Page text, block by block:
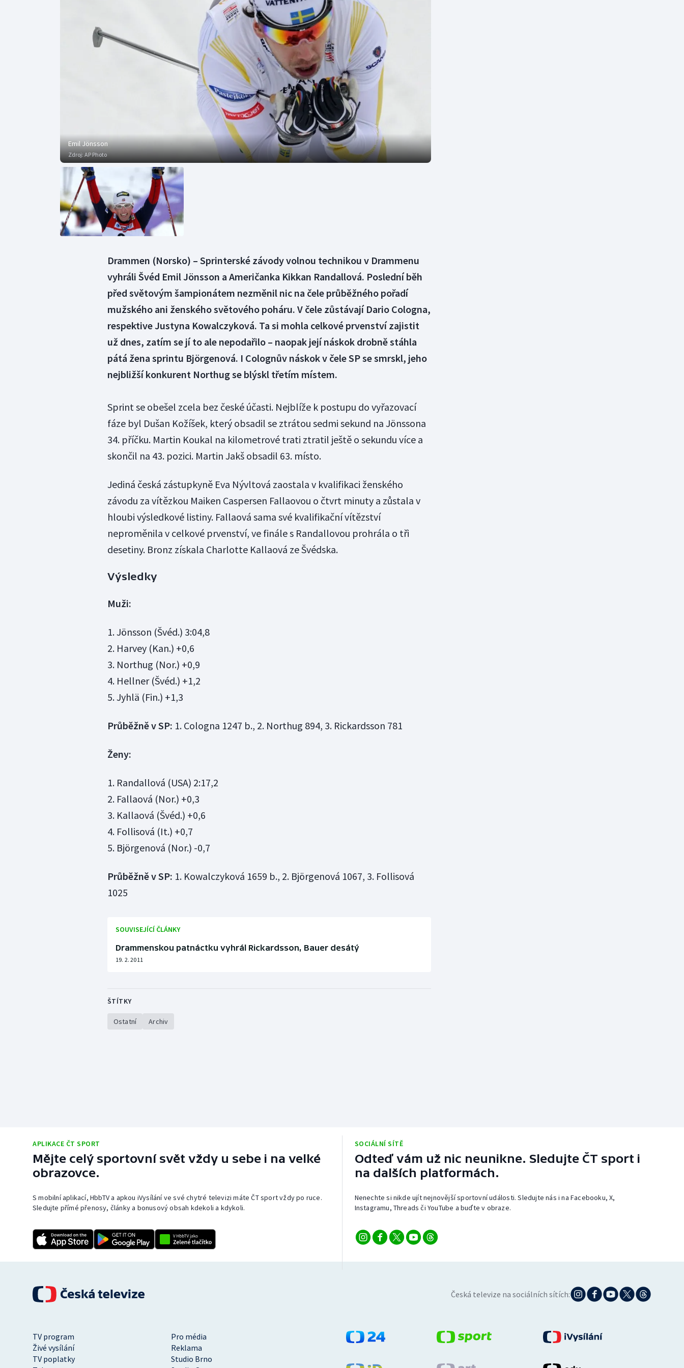
Florbal
Moderní pětiboj
Motorsport
Olympijské hry
Parasport
Plavání
Plážový volejbal
Veslování
Vodní slalom
Volejbal
Ostatní
Emil Jönsson
Zdroj:AP Photo
Drammen (Norsko) – Sprinterské závody volnou technikou v Drammenu
vyhráli Švéd Emil Jönsson a Američanka Kikkan Randallová. Poslední běh
před světovým šampionátem nezměnil nic na čele průběžného pořadí
mužského ani ženského světového poháru. V čele zůstávají Dario Cologna,
respektive Justyna Kowalczyková. Ta si mohla celkové prvenství zajistit
už dnes, zatím se jí to ale nepodařilo – naopak její náskok drobně stáhla
pátá žena sprintu Björgenová. I Colognův náskok v čele SP se smrskl, jeho
nejbližší konkurent Northug se blýskl třetím místem.
Sprint se obešel zcela bez české účasti. Nejblíže k postupu do vyřazovací
fáze byl Dušan Kožíšek, který obsadil se ztrátou sedmi sekund na Jönssona
34. příčku. Martin Koukal na kilometrové trati ztratil ještě o sekundu více a
skončil na 43. pozici. Martin Jakš obsadil 63. místo.
Jediná česká zástupkyně Eva Nývltová zaostala v kvalifikaci ženského
závodu za vítězkou Maiken Caspersen Fallaovou o čtvrt minuty a zůstala v
hloubi výsledkové listiny. Fallaová sama své kvalifikační vítězství
neproměnila v celkové prvenství, ve finále s Randallovou prohrála o tři
desetiny. Bronz získala Charlotte Kallaová ze Švédska.
Výsledky
Muži:
1. Jönsson (Švéd.) 3:04,8
2. Harvey (Kan.) +0,6
3. Northug (Nor.) +0,9
4. Hellner (Švéd.) +1,2
5. Jyhlä (Fin.) +1,3
Průběžně v SP: 1. Cologna 1247 b., 2. Northug 894, 3. Rickardsson 781
Ženy:
1. Randallová (USA) 2:17,2
2. Fallaová (Nor.) +0,3
3. Kallaová (Švéd.) +0,6
4. Follisová (It.) +0,7
5. Björgenová (Nor.) -0,7
Průběžně v SP: 1. Kowalczyková 1659 b., 2. Björgenová 1067, 3. Follisová
1025
SOUVISEJÍCÍ ČLÁNKY
Drammenskou patnáctku vyhrál Rickardsson, Bauer desátý
19. 2. 2011
ŠTÍTKY
Ostatní Archiv
APLIKACE ČT SPORT
Mějte celý sportovní svět vždy u sebe i na velké
obrazovce.
S mobilní aplikací, HbbTV a apkou iVysílání ve své chytré televizi máte ČT sport vždy po ruce.
Sledujte přímé přenosy, články a bonusový obsah kdekoli a kdykoli.
SOCIÁLNÍ SÍTĚ
Odteď vám už nic neunikne. Sledujte ČT sport i
na dalších platformách.
Nenechte si nikde ujít nejnovější sportovní události. Sledujte nás i na Facebooku, X,
Instagramu, Threads či YouTube a buďte v obraze.
Česká televize na sociálních sítích:
TV program
Pro média
Živé vysílání
Reklama
TV poplatky
Studio Brno